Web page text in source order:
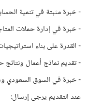
- خبرة مثبتة في تنمية
- خبرة في إدارة حملات
- القدرة على بناء
- تقديم نماذج أعمال ونتائج
- خبرة في السوق السعودي
عند التقديم يرجى إرسال: